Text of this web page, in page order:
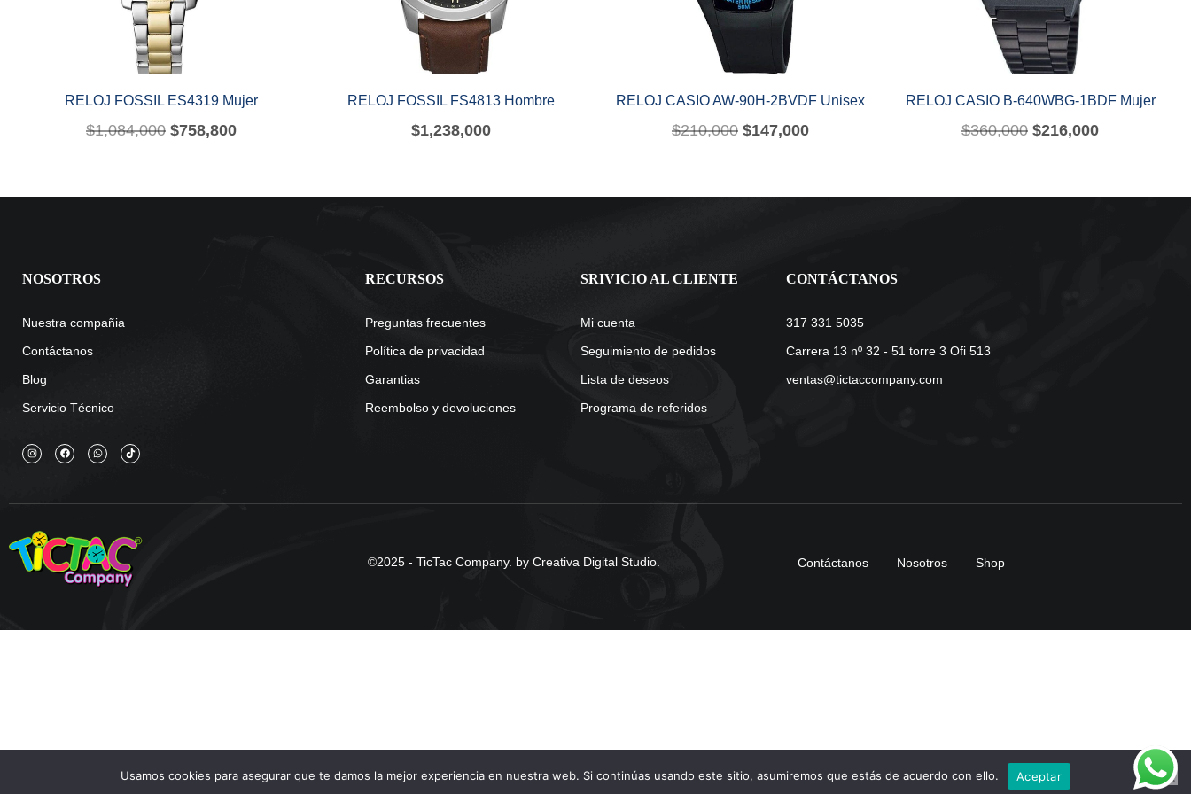
RELOJ FOSSIL ES4319 Mujer
$1,084,000 $758,800
RELOJ FOSSIL FS4813 Hombre
$1,238,000
RELOJ CASIO AW-90H-2BVDF Unisex
$210,000 $147,000
RELOJ CASIO B-640WBG-1BDF Mujer
$360,000 $216,000
NOSOTROS
Nuestra compañia
Contáctanos
Blog
Servicio Técnico
RECURSOS
Preguntas frecuentes
Política de privacidad
Garantias
Reembolso y devoluciones
SRIVICIO AL CLIENTE
Mi cuenta
Seguimiento de pedidos
Lista de deseos
Programa de referidos
CONTÁCTANOS
317 331 5035
Carrera 13 nº 32 - 51 torre 3 Ofi 513
ventas@tictaccompany.com
©2025 - TicTac Company. by Creativa Digital Studio. Contáctanos Nosotros Shop
Usamos cookies para asegurar que te damos la mejor experiencia en nuestra web. Si continúas usando este sitio, asumiremos que estás de acuerdo con ello. Aceptar